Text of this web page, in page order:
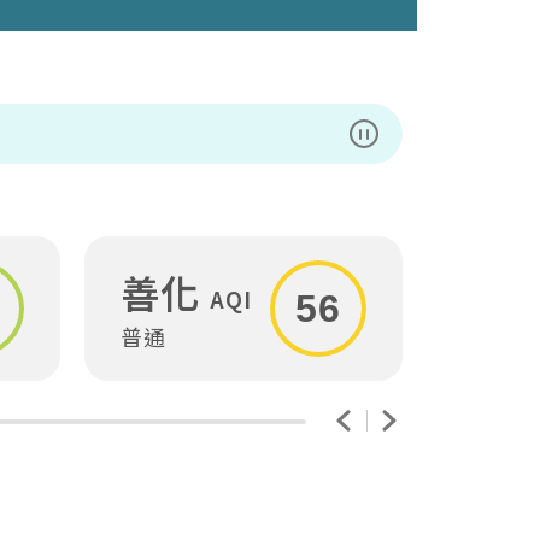
暫停播放
善化 AQI
普通
56